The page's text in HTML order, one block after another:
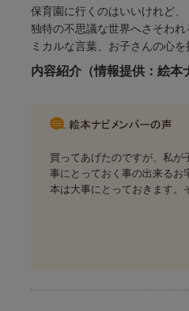
保育園に行くのはいいけれど
独特の不思議な世界へさそわ
ミカルな言葉、お子さんの心
内容紹介（情報提供：絵本
買ってあげたのですが、私が
事にとっておく事の出来るお
本は大事にとっておきます